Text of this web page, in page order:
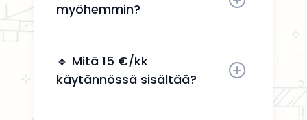
myöhemmin?
ja kuvauksesi milloin tahansa.
🔹 Mitä 15 €/kk
käytännössä sisältää?